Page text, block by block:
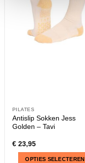
PILATES
Antislip Sokken Jess
Golden – Tavi
€23,95
OPTIES SELECTEREN